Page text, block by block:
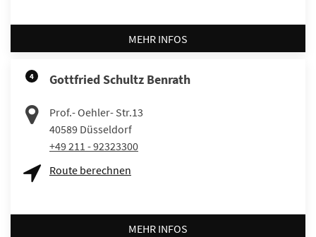
MEHR INFOS
4 Gottfried Schultz Benrath
Prof.- Oehler- Str.13
40589 Düsseldorf
+49 211 - 92323300
Route berechnen
MEHR INFOS